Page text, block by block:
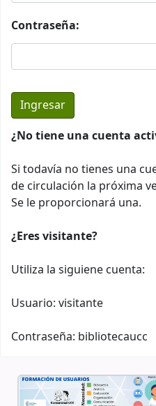
Contraseña:
¿No tiene una cuenta
Si todavía no tienes una
de circulación la próxima
Se le proporcionará una.
¿Eres visitante?
Utiliza la siguiene cuenta:
Usuario: visitante
Contraseña: bibliotecaucc